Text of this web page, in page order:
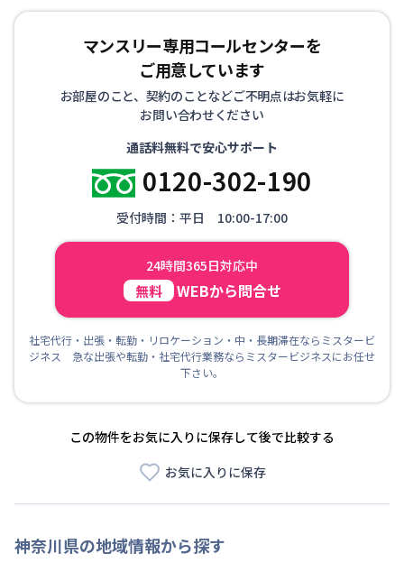
マンスリー専用コールセンターを
ご用意しています
お部屋のこと、契約のことなどご不明点はお気軽に
お問い合わせください
通話料無料で安心サポート
0120-302-190
受付時間：平日 10:00-17:00
24時間365日対応中
無料 WEBから問合せ
社宅代行・出張・転勤・リロケーション・中・長期滞在ならミスタービ
ジネス 急な出張や転勤・社宅代行業務ならミスタービジネスにお任せ
下さい。
この物件をお気に入りに保存して後で比較する
お気に入りに保存
神奈川県の地域情報から探す